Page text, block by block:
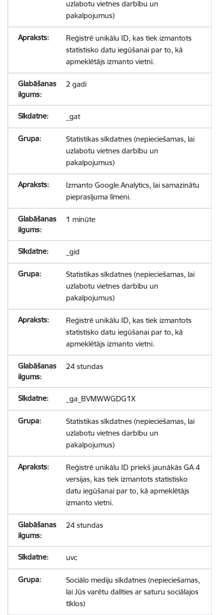
uzlabotu vietnes darbību un
pakalpojumus)
Reģistrē unikālu ID, kas tiek izmantots
statistisko datu iegūšanai par to, kā
apmeklētājs izmanto vietni.
2 gadi
_gat
Statistikas sīkdatnes (nepieciešamas, lai
uzlabotu vietnes darbību un
pakalpojumus)
Izmanto Google Analytics, lai samazinātu
pieprasījuma līmeni.
1 minūte
_gid
Statistikas sīkdatnes (nepieciešamas, lai
uzlabotu vietnes darbību un
pakalpojumus)
Reģistrē unikālu ID, kas tiek izmantots
statistisko datu iegūšanai par to, kā
apmeklētājs izmanto vietni.
24 stundas
_ga_BVMWWGDG1X
Statistikas sīkdatnes (nepieciešamas, lai
uzlabotu vietnes darbību un
pakalpojumus)
Reģistrē unikālu ID priekš jaunākās GA 4
versijas, kas tiek izmantots statistisko
datu iegūšanai par to, kā apmeklētājs
izmanto vietni.
24 stundas
uvc
Sociālo mediju sīkdatnes (nepieciešamas,
lai Jūs varētu dalīties ar saturu sociālajos
tīklos)